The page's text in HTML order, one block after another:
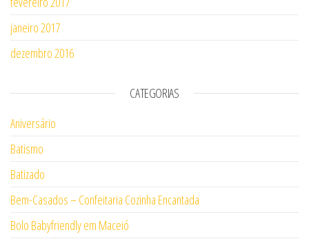
janeiro 2017
dezembro 2016
CATEGORIAS
Aniversário
Batismo
Batizado
Bem-Casados – Confeitaria Cozinha Encantada
Bolo Babyfriendly em Maceió